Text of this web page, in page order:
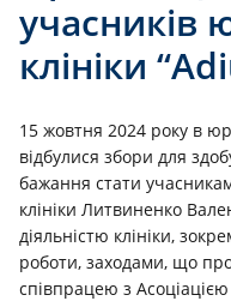
учасників
клініки
15 жовтня 2024 року в
відбулися збори для
бажання стати
клініки Литвиненко
діяльністю клініки,
роботи, заходами, що
співпрацею з